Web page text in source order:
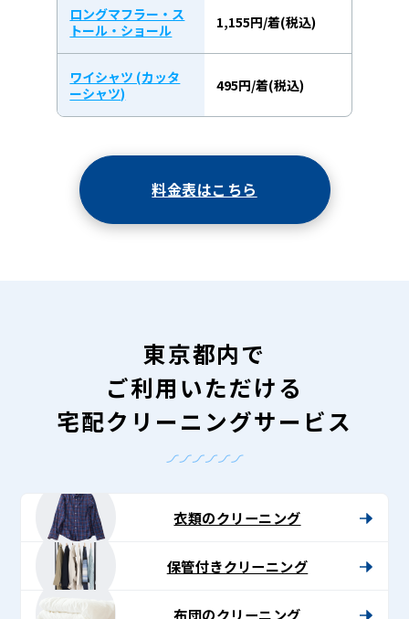
ロングマフラー・ス
トール・ショール
1,155円/着(税込)
ワイシャツ (カッタ
ーシャツ)
495円/着(税込)
料金表はこちら
東京都内で
ご利用いただける
宅配クリーニングサービス
衣類のクリーニング
保管付きクリーニング
布団のクリーニング